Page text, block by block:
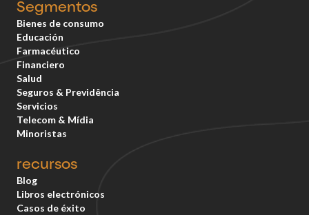
Segmentos
Bienes de consumo
Educación
Farmacéutico
Financiero
Salud
Seguros & Previdência
Servicios
Telecom & Mídia
Minoristas
recursos
Blog
Libros electrónicos
Casos de éxito